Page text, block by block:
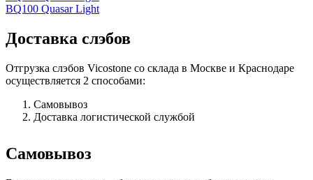
BQ100 Quasar Light
Доставка слэбов
Отгрузка слэбов Vicostone со склада в Москве и Краснодаре
осуществляется 2 способами:
Самовывоз
Доставка логистической службой
Самовывоз